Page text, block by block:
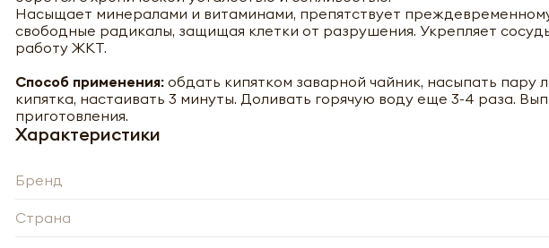
Насыщает минералами и витаминами, препятствует
свободные радикалы, защищая клетки от разрушения. Укрепляет
работу ЖКТ.
Способ применения: обдать кипятком заварной чайник, насыпать пару
кипятка, настаивать 3 минуты. Доливать горячую воду еще 3-4 раза.
приготовления.
Характеристики
Бренд
Страна